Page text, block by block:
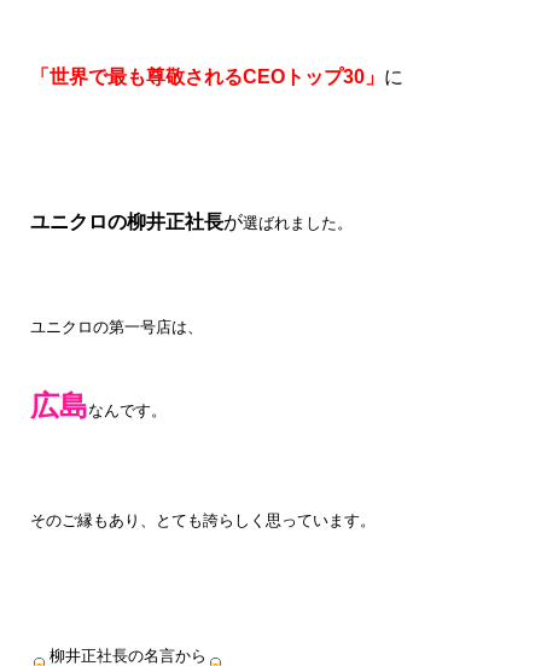
「世界で最も尊敬されるCEOトップ30」 に
ユニクロの柳井正社長が選ばれました。
ユニクロの第一号店は、
広島なんです。
そのご縁もあり、とても誇らしく思っています。
柳井正社長の名言から